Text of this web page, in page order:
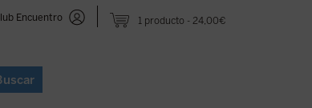
1 producto 24,00€
Encuentro